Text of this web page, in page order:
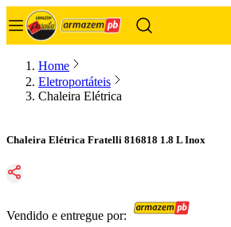
Home
Eletroportáteis
Chaleira Elétrica
Chaleira Elétrica Fratelli 816818 1.8 L Inox
Vendido e entregue por: